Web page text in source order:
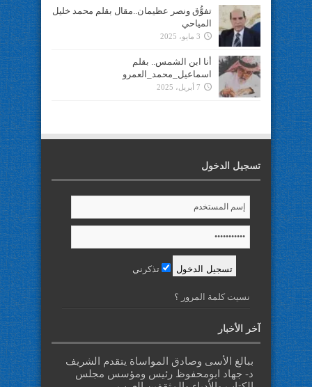
تفوُّق ونصر عظيمان..مقال بقلم محمد خليل
المياحي
3 مايو، 2025
أنا ابن الشمس.. بقلم
اسماعيل_محمد_العمرو
7 أبريل، 2025
تسجيل الدخول
تذكرني
نسيت كلمة المرور ؟
آخر الأخبار
ببالغ الأسى وصادق المواساة يتقدم الشريف
د- جهاد ابومحفوظ رئيس ومؤسس مجلس